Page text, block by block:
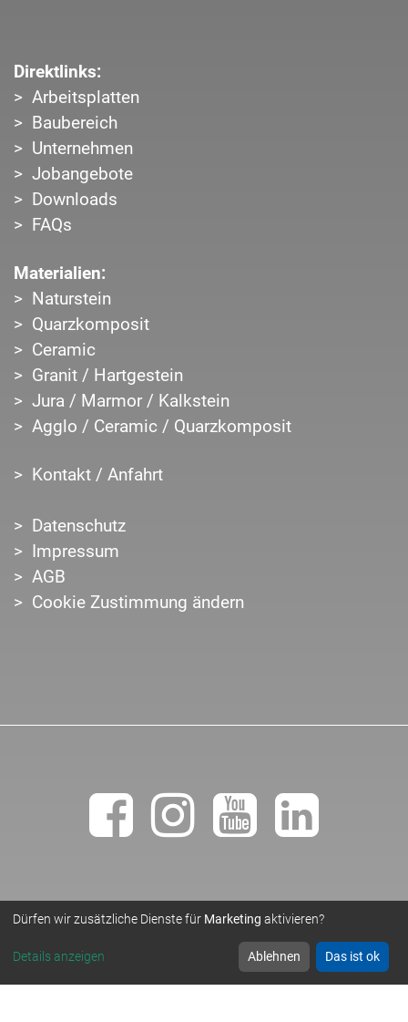
Direktlinks:
Arbeitsplatten
Baubereich
Unternehmen
Jobangebote
Downloads
FAQs
Materialien:
Naturstein
Quarzkomposit
Ceramic
Granit / Hartgestein
Jura / Marmor / Kalkstein
Agglo / Ceramic / Quarzkomposit
Kontakt / Anfahrt
Datenschutz
Impressum
AGB
Cookie Zustimmung ändern
Dürfen wir zusätzliche Dienste für Marketing aktivieren?
Details anzeigen Ablehnen Das ist ok